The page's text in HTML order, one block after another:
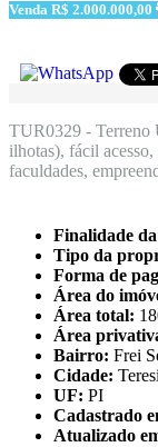
Venda R$ 2.000.000,00
TUR0329 - Terreno
ilhotas), fácil
faculdades,
Finalidade
Tipo da
Forma de
Área do
Área total:
Área
Bairro: Frei
Cidade:
UF: PI
Cadastrado
Atualizado